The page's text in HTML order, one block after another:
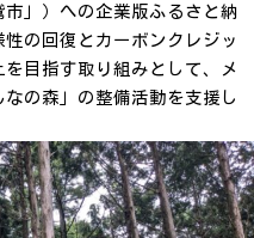
」）への企業版ふるさと納
の回復とカーボンクレジッ
目指す取り組みとして、メ
の森」の整備活動を支援し